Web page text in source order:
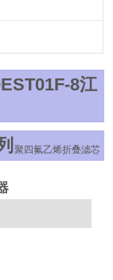
8江
聚四氟乙烯折叠滤芯